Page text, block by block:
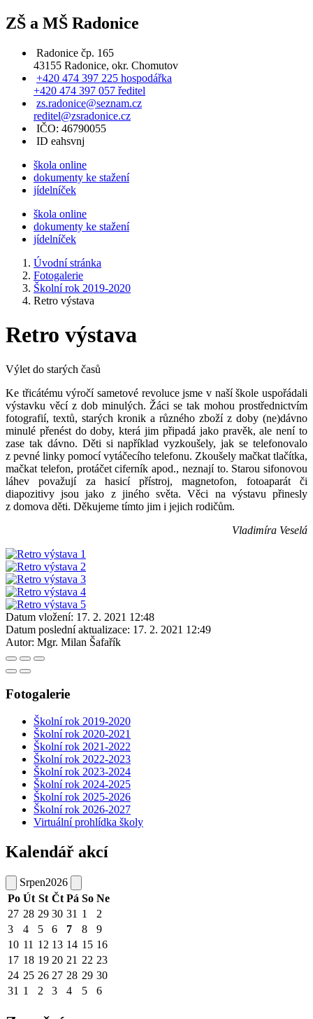
ZŠ a MŠ Radonice
Radonice čp. 165
43155 Radonice, okr. Chomutov
+420 474 397 225 hospodářka
+420 474 397 057 ředitel
zs.radonice@seznam.cz
reditel@zsradonice.cz
IČO: 46790055
ID eahsvnj
škola online
dokumenty ke stažení
jídelníček
škola online
dokumenty ke stažení
jídelníček
Úvodní stránka
Fotogalerie
Školní rok 2019-2020
Retro výstava
Retro výstava
Výlet do starých časů
Ke třicátému výročí sametové revoluce jsme v naší škole uspořádali
výstavku věcí z dob minulých. Žáci se tak mohou prostřednictvím
fotografií, textů, starých kronik a různého zboží z doby (ne)dávno
minulé přenést do doby, která jim připadá jako pravěk, ale není to
zase tak dávno. Děti si například vyzkoušely, jak se telefonovalo
z pevné linky pomocí vytáčecího telefonu. Zkoušely mačkat tlačítka,
mačkat telefon, protáčet ciferník apod., neznají to. Starou sifonovou
láhev považují za hasicí přístroj, magnetofon, fotoaparát či
diapozitivy jsou jako z jiného světa. Věci na výstavu přinesly
z domova děti. Děkujeme tímto jim i jejich rodičům.
Vladimíra Veselá
Datum vložení: 17. 2. 2021 12:48
Datum poslední aktualizace: 17. 2. 2021 12:49
Autor: Mgr. Milan Šafařík
Fotogalerie
Školní rok 2019-2020
Školní rok 2020-2021
Školní rok 2021-2022
Školní rok 2022-2023
Školní rok 2023-2024
Školní rok 2024-2025
Školní rok 2025-2026
Školní rok 2026-2027
Virtuální prohlídka školy
Kalendář akcí
Srpen2026
Po Út St Čt Pá So Ne
27 28 29 30 31 1
2
3
4 5 6 7 8
9
10 11 12 13 14 15 16
17 18 19 20 21 22 23
24 25 26 27 28 29 30
31 1 2 3 4 5 6